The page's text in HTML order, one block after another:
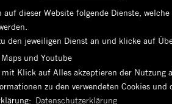
auf dieser Website folgende Dienste,
den jeweiligen Dienst an und klicke auf
Maps und Youtube
Klick auf Alles akzeptieren der Nutzung
zu den verwendeten Cookies
Datenschutzerklärung